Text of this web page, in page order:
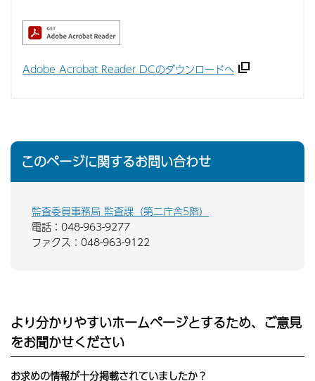
Adobe Acrobat Reader DCのダウンロードへ
このページに関するお問い合わせ
監査委員事務局 監査課（第二庁舎5階）
電話：048-963-9277
ファクス：048-963-9122
より分かりやすいホームページとするため、ご意見
をお聞かせください
お求めの情報が十分掲載されていましたか？